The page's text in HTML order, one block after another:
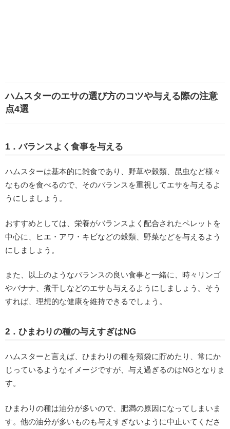
ハムスターのエサの選び方のコツや与える際の注意
点4選
1．バランスよく食事を与える
ハムスターは基本的に雑食であり、野草や穀類、昆虫など様々
なものを食べるので、そのバランスを重視してエサを与えるよ
うにしましょう。
おすすめとしては、栄養がバランスよく配合されたペレットを
中心に、ヒエ・アワ・キビなどの穀類、野菜などを与えるよう
にしましょう。
また、以上のようなバランスの良い食事と一緒に、時々リンゴ
やバナナ、煮干しなどのエサも与えるようにしましょう。そう
すれば、理想的な健康を維持できるでしょう。
2．ひまわりの種の与えすぎはNG
ハムスターと言えば、ひまわりの種を頬袋に貯めたり、常にか
じっているようなイメージですが、与え過ぎるのはNGとなりま
す。
ひまわりの種は油分が多いので、肥満の原因になってしまいま
す。他の油分が多いものも与えすぎないように中止いてくださ